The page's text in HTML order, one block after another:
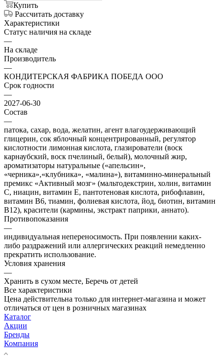
Купить
Рассчитать доставку
Характеристики
Статус наличия на складе
—
На складе
Производитель
—
КОНДИТЕРСКАЯ ФАБРИКА ПОБЕДА ООО
Срок годности
—
2027-06-30
Состав
—
патока, сахар, вода, желатин, агент влагоудерживающий
глицерин, сок яблочный концентрированный, регулятор
кислотности лимонная кислота, глазирователи (воск
карнаубский, воск пчелиный, белый), молочный жир,
ароматизаторы натуральные («апельсин»,
«черника»,«клубника», «малина»), витаминно-минеральный
премикс «Активный мозг» (мальтодекстрин, холин, витамин
С, ниацин, витамин Е, пантотеновая кислота, рибофлавин,
витамин В6, тиамин, фолиевая кислота, йод, биотин, витамин
В12), красители (кармины, экстракт паприки, аннато).
Противопоказания
—
индивидуальная непереносимость. При появлении каких-
либо раздражений или аллергических реакций немедленно
прекратить использование.
Условия хранения
—
Хранить в сухом месте, Беречь от детей
Все характеристики
Цена действительна только для интернет-магазина и может
отличаться от цен в розничных магазинах
Каталог
Акции
Бренды
Компания